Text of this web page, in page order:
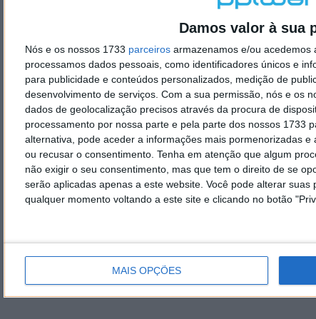
Damos valor à sua
Nós e os nossos 1733 parceiros armazenamos e/ou acedemos
processamos dados pessoais, como identificadores únicos e
para publicidade e conteúdos personalizados, medição de
desenvolvimento de serviços. Com a sua permissão, nós e os
dados de geolocalização precisos através da procura de
processamento por nossa parte e pela parte dos nossos 1733
alternativa, pode aceder a informações mais pormenorizadas
ou recusar o consentimento. Tenha em atenção que algum
não exigir o seu consentimento, mas que tem o direito de se
serão aplicadas apenas a este website. Você pode alterar
qualquer momento voltando a este site e clicando no botão
MAIS OPÇÕES